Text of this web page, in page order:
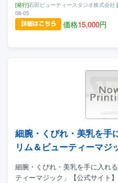
[発行]石田ビューティースタジオ株式会社
08-05
価格15,000円
細腕・くびれ・美乳を手
リム＆ビューティーマジ
細腕・くびれ・美乳を手に入れ
ティーマジック」【公式サイト】